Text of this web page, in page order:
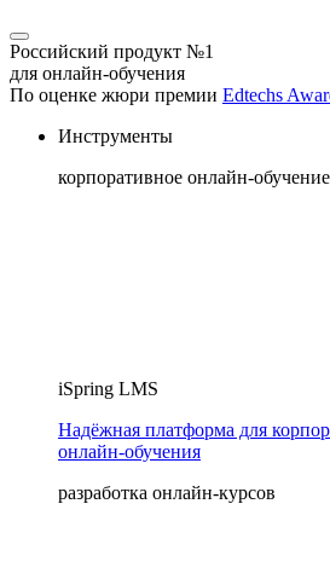
Российский продукт №1
для онлайн-обучения
По оценке жюри премии Edtechs
Инструменты
корпоративное онлайн-обучение
iSpring LMS
Надёжная платформа для
онлайн‑обучения
разработка онлайн-курсов